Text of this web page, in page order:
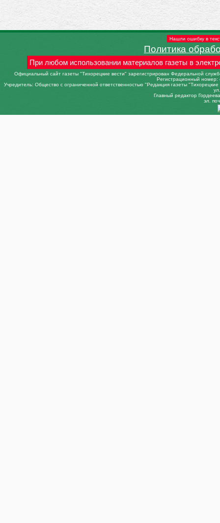
Нашли ошибку в
Политика
При любом использовании материалов газеты в
Официальный сайт газеты "Тихорецкие вести" зарегистрирован Федеральной
Регистрационный
Учредитель: Общество с ограниченной ответственностью "Редакция газеты
Главный редактор
эл.